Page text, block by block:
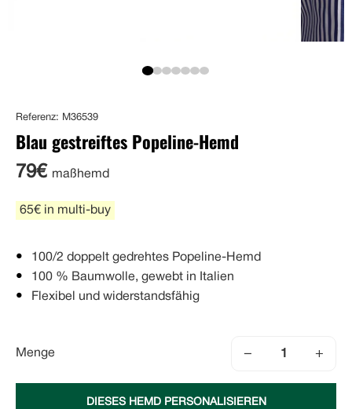
Referenz: M36539
Blau gestreiftes Popeline-Hemd
79€ maßhemd
65€ in multi-buy
100/2 doppelt gedrehtes Popeline-Hemd
100 % Baumwolle, gewebt in Italien
Flexibel und widerstandsfähig
Menge − +
DIESES HEMD PERSONALISIEREN